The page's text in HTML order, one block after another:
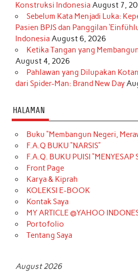
Konstruksi Indonesia August 7,
Sebelum Kata Menjadi Luka:
Pasien BPJS dan Panggilan
Indonesia August 6, 2026
Ketika Tangan yang
August 4, 2026
Pahlawan yang Dilupakan
dari Spider-Man: Brand New Day
HALAMAN
Buku “Membangun Negeri,
F.A.Q BUKU “NARSIS”
F.A.Q. BUKU PUISI “MENYESAP
Front Page
Karya & Kiprah
KOLEKSI E-BOOK
Kontak Saya
MY ARTICLE @YAHOO
Portofolio
Tentang Saya
August 2026